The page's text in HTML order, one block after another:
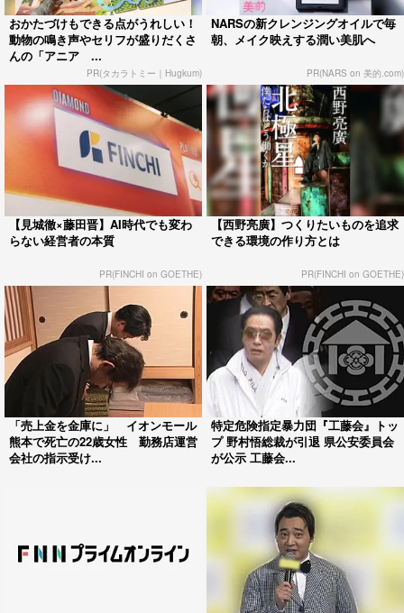
おかたづけもできる点がうれしい！
動物の鳴き声やセリフが盛りだくさ
んの「アニア ...
PR(タカラトミー｜Hugkum)
NARSの新クレンジングオイルで毎
朝、メイク映えする潤い美肌へ
PR(NARS on 美的.com)
【見城徹×藤田晋】AI時代でも変わ
らない経営者の本質
PR(FINCHI on GOETHE)
【西野亮廣】つくりたいものを追求
できる環境の作り方とは
PR(FINCHI on GOETHE)
「売上金を金庫に」 イオンモール
熊本で死亡の22歳女性 勤務店運営
会社の指示受け...
特定危険指定暴力団『工藤会』トッ
プ 野村悟総裁が引退 県公安委員会
が公示 工藤会...